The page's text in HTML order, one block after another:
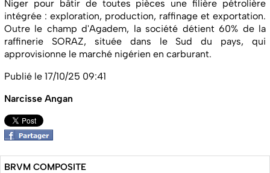
Niger pour bâtir de toutes pièces une filière pétrolière
intégrée : exploration, production, raffinage et exportation.
Outre le champ d'Agadem, la société détient 60% de la
raffinerie SORAZ, située dans le Sud du pays, qui
approvisionne le marché nigérien en carburant.
Publié le 17/10/25 09:41
Narcisse Angan
BRVM COMPOSITE